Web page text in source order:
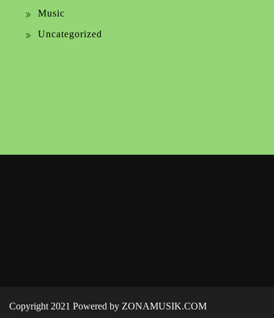
Music
Uncategorized
Copyright 2021 Powered by ZONAMUSIK.COM